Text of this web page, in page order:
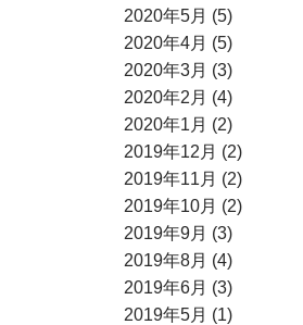
2020年5月 (5)
2020年4月 (5)
2020年3月 (3)
2020年2月 (4)
2020年1月 (2)
2019年12月 (2)
2019年11月 (2)
2019年10月 (2)
2019年9月 (3)
2019年8月 (4)
2019年6月 (3)
2019年5月 (1)